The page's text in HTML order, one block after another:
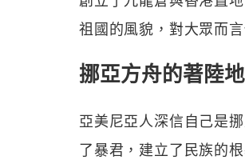
祖國的風貌，對大眾而
挪亞方舟的著陸
亞美尼亞人深信自己是
了暴君，建立了民族的